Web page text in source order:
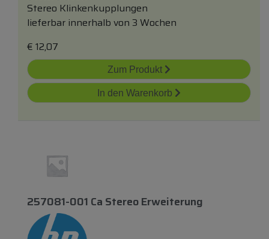
Stereo Klinkenkupplungen
lieferbar innerhalb von 3 Wochen
€ 12,07
Zum Produkt
In den Warenkorb
257081-001 Ca Stereo Erweiterung